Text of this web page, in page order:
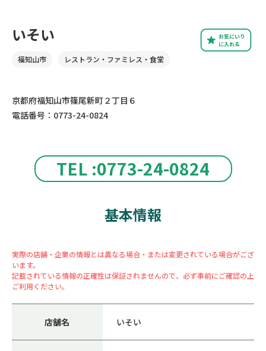
TEL :0773-24-0824
お気にいり
に入れる
いそい
福知山市 レストラン・ファミレス・食堂
京都府福知山市篠尾新町２丁目６
電話番号：0773-24-0824
基本情報
実際の店舗・企業の情報とは異なる場合・または変更されている場合がござ
います。
記載されている情報の正確性は保証されませんので、必ず事前にご確認の上
ご利用ください。
店舗名 いそい